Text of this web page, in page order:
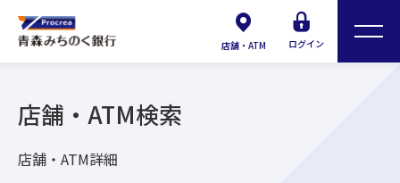
店舗・ATM ログイン
店舗・ATM検索
店舗・ATM詳細